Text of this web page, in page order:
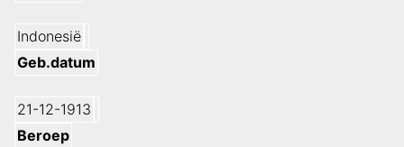
Indonesië
Geb.datum
21-12-1913
Beroep